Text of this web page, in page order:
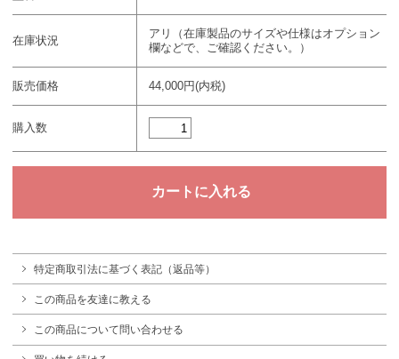
在庫状況
アリ（在庫製品のサイズや仕様はオプション
欄などで、ご確認ください。）
販売価格 44,000円(内税)
購入数
特定商取引法に基づく表記（返品等）
この商品を友達に教える
この商品について問い合わせる